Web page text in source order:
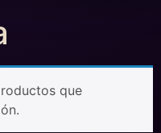
que